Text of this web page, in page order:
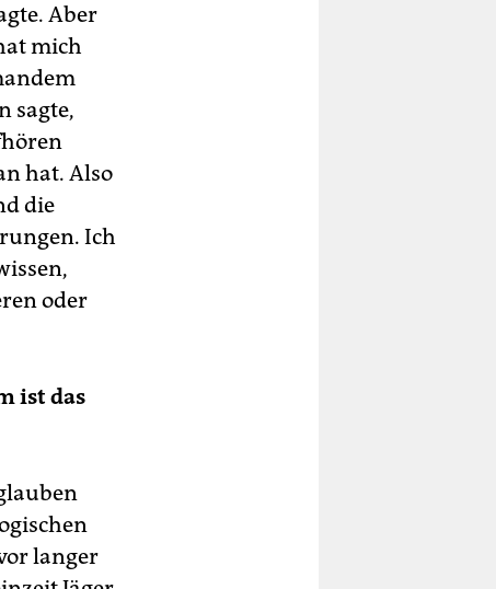
Aber
mich
sagte,
hat. Also
die
Ich
oder
ist das
langer